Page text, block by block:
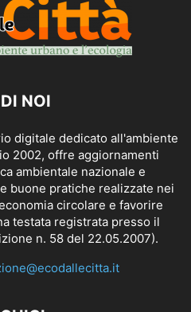
NOI
digitale dedicato all'ambiente
2002, offre aggiornamenti
ambientale nazionale e
buone pratiche realizzate nei
circolare e favorire
testata registrata presso il
n. 58 del 22.05.2007).